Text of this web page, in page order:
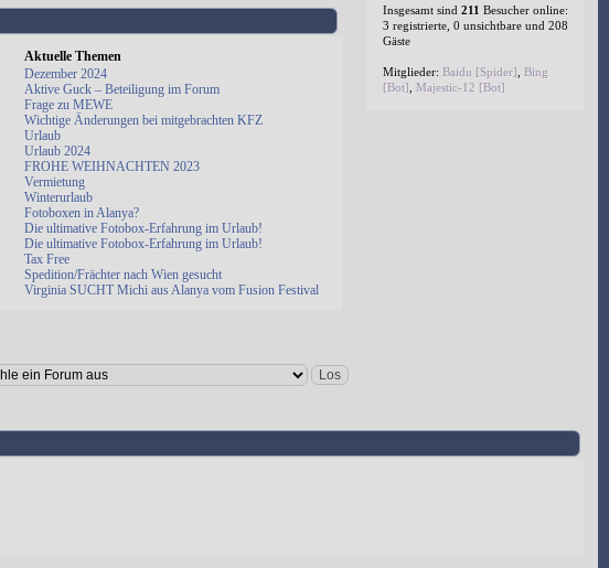
Aktuelle Themen
Dezember 2024
Aktive Guck – Beteiligung im Forum
Frage zu MEWE
Wichtige Änderungen bei mitgebrachten KFZ
Urlaub
Urlaub 2024
FROHE WEIHNACHTEN 2023
Vermietung
Winterurlaub
Fotoboxen in Alanya?
Die ultimative Fotobox-Erfahrung im Urlaub!
Die ultimative Fotobox-Erfahrung im Urlaub!
Tax Free
Spedition/Frächter nach Wien gesucht
Virginia SUCHT Michi aus Alanya vom Fusion Festival
Insgesamt sind 211 Besucher online:
3 registrierte, 0 unsichtbare und 208
Gäste
Mitglieder: Baidu [Spider]
Bing
[Bot]
Majestic-12 [Bot]